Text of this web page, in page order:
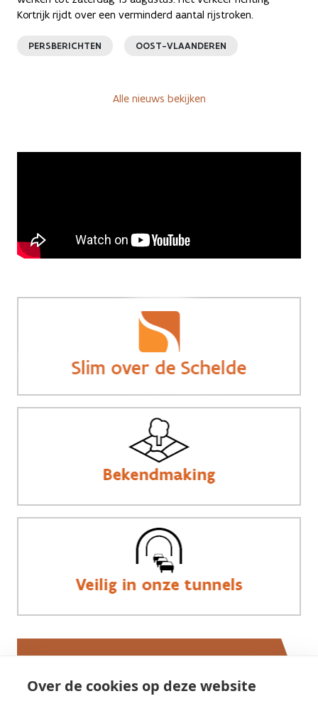
Over de cookies op deze website
Kortrijk rijdt over een verminderd aantal rijstroken.
PERSBERICHTEN OOST-VLAANDEREN
Alle nieuws bekijken
Werken bij AWV